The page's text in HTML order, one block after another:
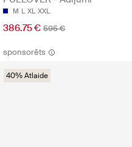
M L XL XXL
386.75 € 595 €
sponsorēts
40% Atlaide